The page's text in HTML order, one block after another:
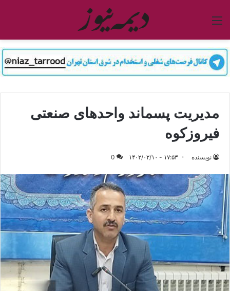
منو
مدیریت پسماند واحدهای صنعتی
فیروزکوه
نویسنده ۱۷:۵۳ - ۱۴۰۲/۰۲/۱۰ 0